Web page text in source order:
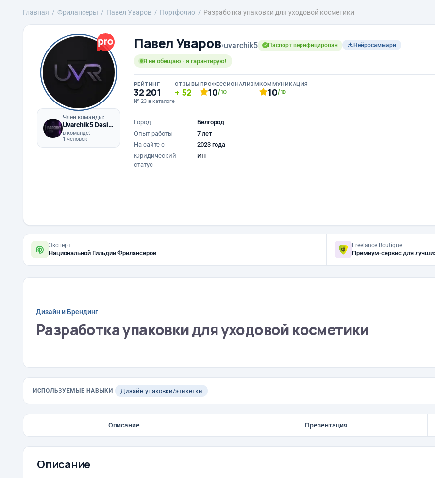
Главная Фрилансеры Павел Уваров Портфолио Разработка упаковки для уходовой косметики
Член команды:
Uvarchik5 Design
в команде:
1 человек
Павел Уваров›uvarchik5 Паспорт верифицирован Нейросаммари
Я не обещаю - я гарантирую!
РЕЙТИНГ
32 201
№ 23 в каталоге
ОТЗЫВЫ
52
ПРОФЕССИОНАЛИЗМ
10/10
КОММУНИКАЦИЯ
10/10
Город
Белгород
Опыт работы
7 лет
На сайте с
2023 года
Юридический
статус
ИП
Эксперт
Национальной Гильдии Фрилансеров
Freelance.Boutique
Премиум-сервис для
Дизайн и Брендинг
Разработка упаковки для уходовой косметики
ИСПОЛЬЗУЕМЫЕ НАВЫКИ Дизайн упаковки/этикетки
Описание Презентация
Описание